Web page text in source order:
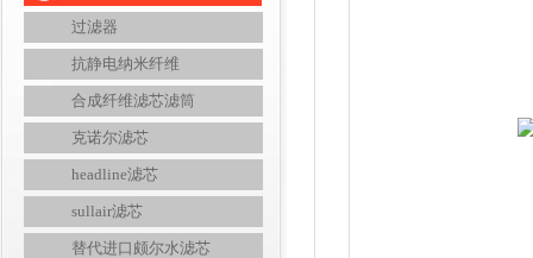
过滤器
抗静电纳米纤维
合成纤维滤芯滤筒
克诺尔滤芯
headline滤芯
sullair滤芯
替代进口颇尔水滤芯